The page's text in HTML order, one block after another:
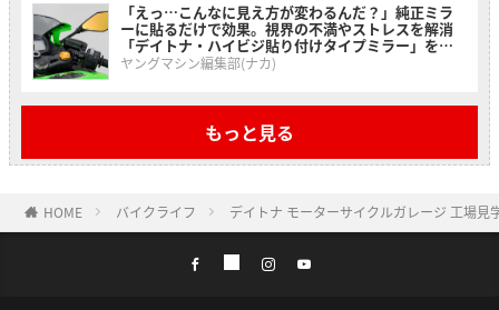
「えっ…こんなに見え方が変わるんだ？」純正ミラ
ーに貼るだけで効果。視界の不満やストレスを解消
「デイトナ・ハイビジ貼り付けタイプミラー」を紹
介！
ヤングマシン編集部(ナカ)
もっと見る
HOME バイクライフ デイトナ モーターサイクルガレージ 工場見